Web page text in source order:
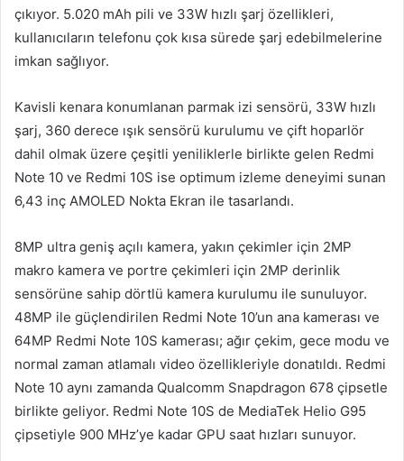
çıkıyor. 5.020 mAh pili ve 33W hızlı şarj özellikleri,
kullanıcıların telefonu çok kısa sürede şarj edebilmelerine
imkan sağlıyor.
Kavisli kenara konumlanan parmak izi sensörü, 33W hızlı
şarj, 360 derece ışık sensörü kurulumu ve çift hoparlör
dahil olmak üzere çeşitli yeniliklerle birlikte gelen Redmi
Note 10 ve Redmi 10S ise optimum izleme deneyimi sunan
6,43 inç AMOLED Nokta Ekran ile tasarlandı.
8MP ultra geniş açılı kamera, yakın çekimler için 2MP
makro kamera ve portre çekimleri için 2MP derinlik
sensörüne sahip dörtlü kamera kurulumu ile sunuluyor.
48MP ile güçlendirilen Redmi Note 10’un ana kamerası ve
64MP Redmi Note 10S kamerası; ağır çekim, gece modu ve
normal zaman atlamalı video özellikleriyle donatıldı. Redmi
Note 10 aynı zamanda Qualcomm Snapdragon 678 çipsetle
birlikte geliyor. Redmi Note 10S de MediaTek Helio G95
çipsetiyle 900 MHz’ye kadar GPU saat hızları sunuyor.